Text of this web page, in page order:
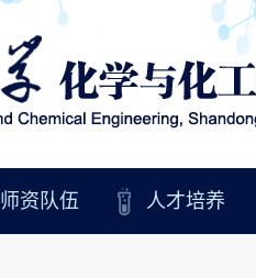
师资队伍 人才培养